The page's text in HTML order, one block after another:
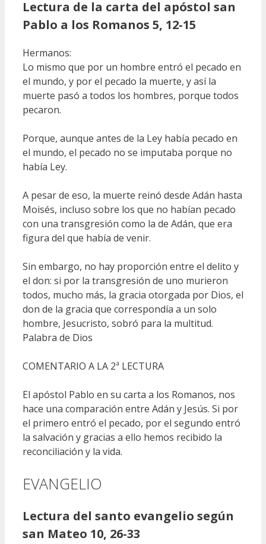
Lectura de la carta del apóstol san
Pablo a los Romanos 5, 12-15
Hermanos:
Lo mismo que por un hombre entró el pecado en
el mundo, y por el pecado la muerte, y así la
muerte pasó a todos los hombres, porque todos
pecaron.
Porque, aunque antes de la Ley había pecado en
el mundo, el pecado no se imputaba porque no
había Ley.
A pesar de eso, la muerte reinó desde Adán hasta
Moisés, incluso sobre los que no habían pecado
con una transgresión como la de Adán, que era
figura del que había de venir.
Sin embargo, no hay proporción entre el delito y
el don: si por la transgresión de uno murieron
todos, mucho más, la gracia otorgada por Dios, el
don de la gracia que correspondía a un solo
hombre, Jesucristo, sobró para la multitud.
Palabra de Dios
COMENTARIO A LA 2ª LECTURA
El apóstol Pablo en su carta a los Romanos, nos
hace una comparación entre Adán y Jesús. Si por
el primero entró el pecado, por el segundo entró
la salvación y gracias a ello hemos recibido la
reconciliación y la vida.
EVANGELIO
Lectura del santo evangelio según
san Mateo 10, 26-33